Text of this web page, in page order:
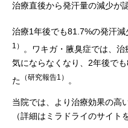
治療直後から発汗量の減少が
治療1年後でも81.7%の発汗
1）
。ワキガ・腋臭症では、
気にならなくなり、2年後で
た （研究報告1） 。
当院では、より治療効果の高
（詳細はミラドライのサイト